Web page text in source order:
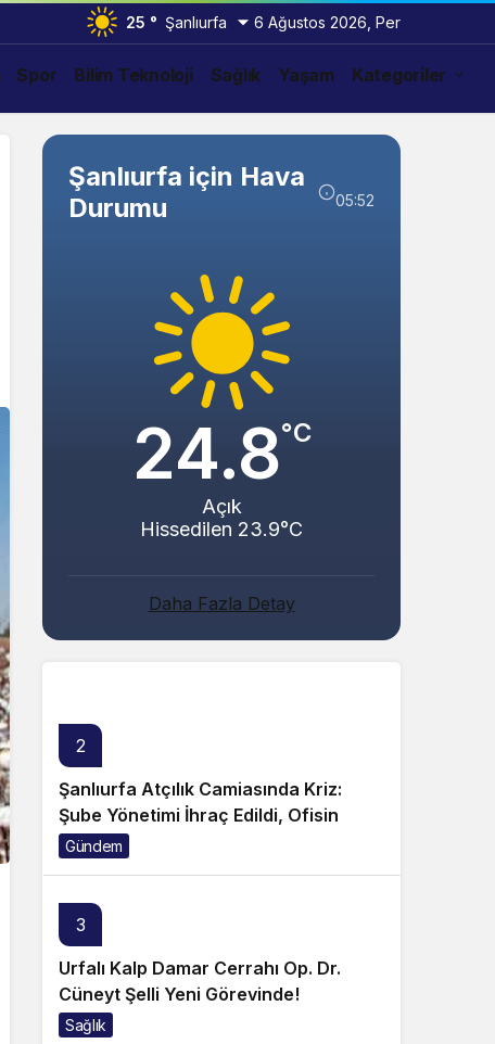
25 ° Şanlıurfa 6 Ağustos 2026, Per
Spor Bilim Teknoloji Sağlık Yaşam Kategoriler
Şanlıurfa için Hava
Durumu
05:52
24.8°C
Açık
Hissedilen 23.9°C
Daha Fazla Detay
Abacı ve Abul Ailelerinin Mutlu Günü!
2
Şanlıurfa Atçılık Camiasında Kriz:
Şube Yönetimi İhraç Edildi, Ofisin
Taşınmasına Tepki Büyüyor!
Gündem
3
Urfalı Kalp Damar Cerrahı Op. Dr.
Cüneyt Şelli Yeni Görevinde!
Sağlık